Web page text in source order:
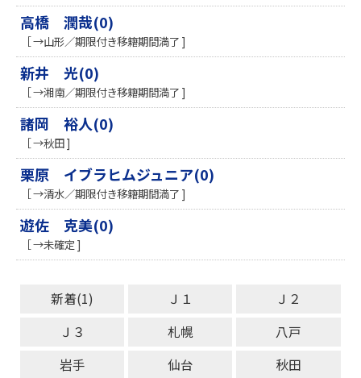
高橋 潤哉(0)
［ →山形／期限付き移籍期間満了 ]
新井 光(0)
［ →湘南／期限付き移籍期間満了 ]
諸岡 裕人(0)
［ →秋田 ]
栗原 イブラヒムジュニア(0)
［ →清水／期限付き移籍期間満了 ]
遊佐 克美(0)
［ →未確定 ]
新着(1) Ｊ１
Ｊ２
Ｊ３
札幌
八戸
岩手
仙台
秋田